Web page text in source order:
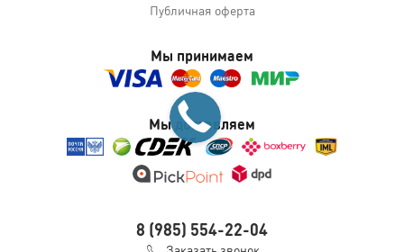
Публичная оферта
Мы принимаем
Мы доставляем
8 (985) 554-22-04